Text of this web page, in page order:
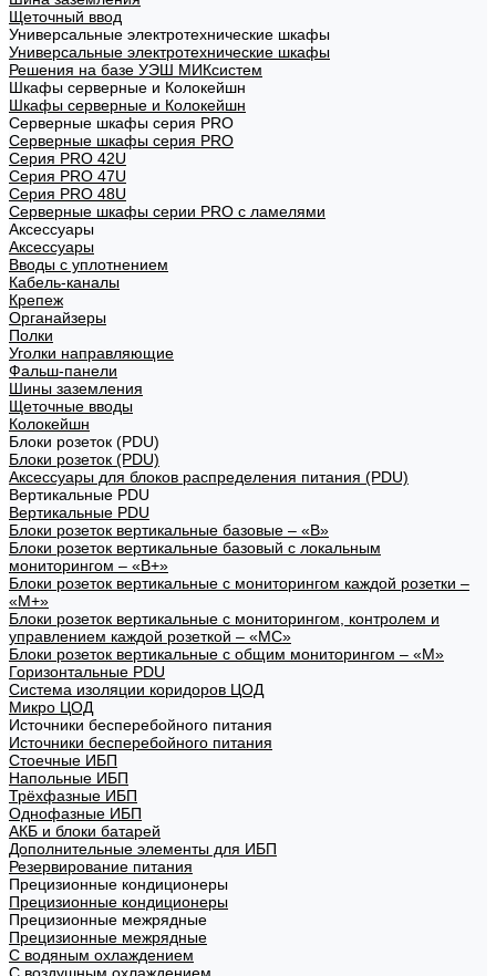
Щеточный ввод
Универсальные электротехнические шкафы
Универсальные электротехнические шкафы
Решения на базе УЭШ МИКсистем
Шкафы серверные и Колокейшн
Шкафы серверные и Колокейшн
Серверные шкафы серия PRO
Серверные шкафы серия PRO
Серия PRO 42U
Серия PRO 47U
Серия PRO 48U
Серверные шкафы серии PRO с ламелями
Аксессуары
Аксессуары
Вводы с уплотнением
Кабель-каналы
Крепеж
Органайзеры
Полки
Уголки направляющие
Фальш-панели
Шины заземления
Щеточные вводы
Колокейшн
Блоки розеток (PDU)
Блоки розеток (PDU)
Аксессуары для блоков распределения питания (PDU)
Вертикальные PDU
Вертикальные PDU
Блоки розеток вертикальные базовые – «В»
Блоки розеток вертикальные базовый с локальным
мониторингом – «В+»
Блоки розеток вертикальные с мониторингом каждой розетки –
«М+»
Блоки розеток вертикальные с мониторингом, контролем и
управлением каждой розеткой – «МС»
Блоки розеток вертикальные с общим мониторингом – «М»
Горизонтальные PDU
Система изоляции коридоров ЦОД
Микро ЦОД
Источники бесперебойного питания
Источники бесперебойного питания
Стоечные ИБП
Напольные ИБП
Трёхфазные ИБП
Однофазные ИБП
АКБ и блоки батарей
Дополнительные элементы для ИБП
Резервирование питания
Прецизионные кондиционеры
Прецизионные кондиционеры
Прецизионные межрядные
Прецизионные межрядные
С водяным охлаждением